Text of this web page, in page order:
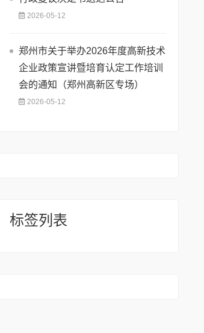
2026-05-12
郑州市关于举办2026年度高新技术
企业政策宣讲暨培育认定工作培训
会的通知（郑州高新区专场）
2026-05-12
标签列表